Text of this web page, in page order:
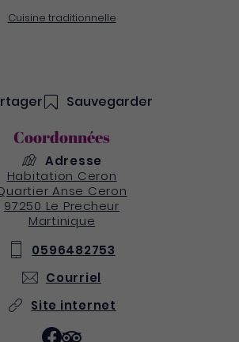
Cuisine traditionnelle
Sauvegarder
Coordonnées
Adresse
Habitation Ceron
Anse Ceron
97250 Le Precheur
Martinique
0596482753
Courriel
Site internet